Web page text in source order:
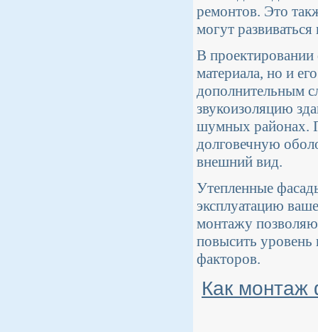
ремонтов. Это
могут
В проектировании
материала, но и
дополнительным
звукоизоляцию
шумных районах.
долговечную
внешний вид.
Утепленные
эксплуатацию
монтажу
повысить
факторов.
Как монтаж